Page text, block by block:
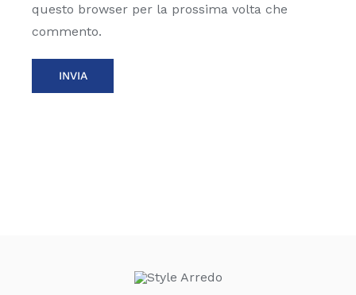
questo browser per la prossima volta che
commento.